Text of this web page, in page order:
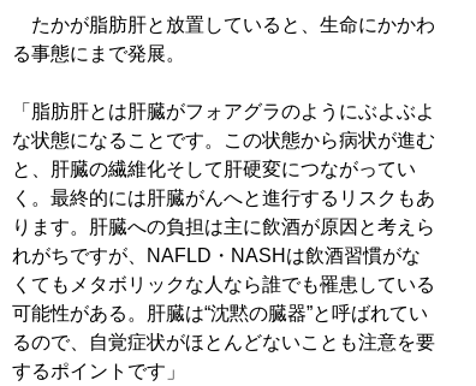
たかが脂肪肝と放置していると、生命にかかわ
る事態にまで発展。
「脂肪肝とは肝臓がフォアグラのようにぶよぶよ
な状態になることです。この状態から病状が進む
と、肝臓の繊維化そして肝硬変につながってい
く。最終的には肝臓がんへと進行するリスクもあ
ります。肝臓への負担は主に飲酒が原因と考えら
れがちですが、NAFLD・NASHは飲酒習慣がな
くてもメタボリックな人なら誰でも罹患している
可能性がある。肝臓は“沈黙の臓器”と呼ばれてい
るので、自覚症状がほとんどないことも注意を要
するポイントです」